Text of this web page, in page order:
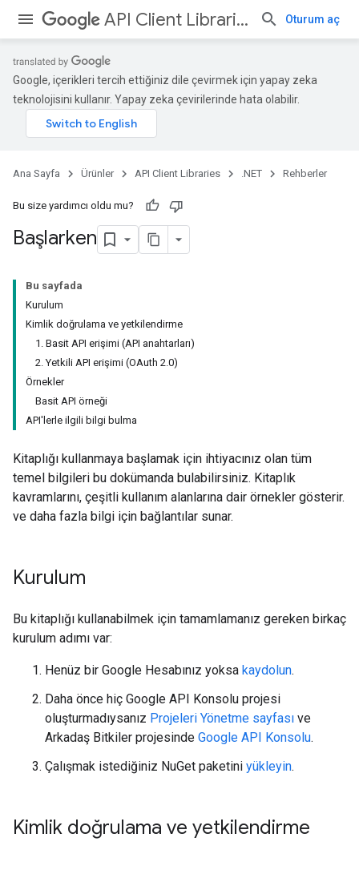
API Client Libraries Oturum aç
Google, içerikleri tercih ettiğiniz dile çevirmek için yapay zeka
teknolojisini kullanır. Yapay zeka çevirilerinde hata olabilir.
Ana Sayfa Ürünler API Client Libraries .NET Rehberler
Bu size yardımcı oldu mu?
Başlarken
Bu sayfada
Kurulum
Kimlik doğrulama ve yetkilendirme
1. Basit API erişimi (API anahtarları)
2. Yetkili API erişimi (OAuth 2.0)
Örnekler
Basit API örneği
API'lerle ilgili bilgi bulma
Kitaplığı kullanmaya başlamak için ihtiyacınız olan tüm
temel bilgileri bu dokümanda bulabilirsiniz. Kitaplık
kavramlarını, çeşitli kullanım alanlarına dair örnekler gösterir.
ve daha fazla bilgi için bağlantılar sunar.
Kurulum
Bu kitaplığı kullanabilmek için tamamlamanız gereken birkaç
kurulum adımı var:
Henüz bir Google Hesabınız yoksa kaydolun.
Daha önce hiç Google API Konsolu projesi
oluşturmadıysanız Projeleri Yönetme sayfası ve
Arkadaş Bitkiler projesinde Google API Konsolu.
Çalışmak istediğiniz NuGet paketini yükleyin.
Kimlik doğrulama ve yetkilendirme